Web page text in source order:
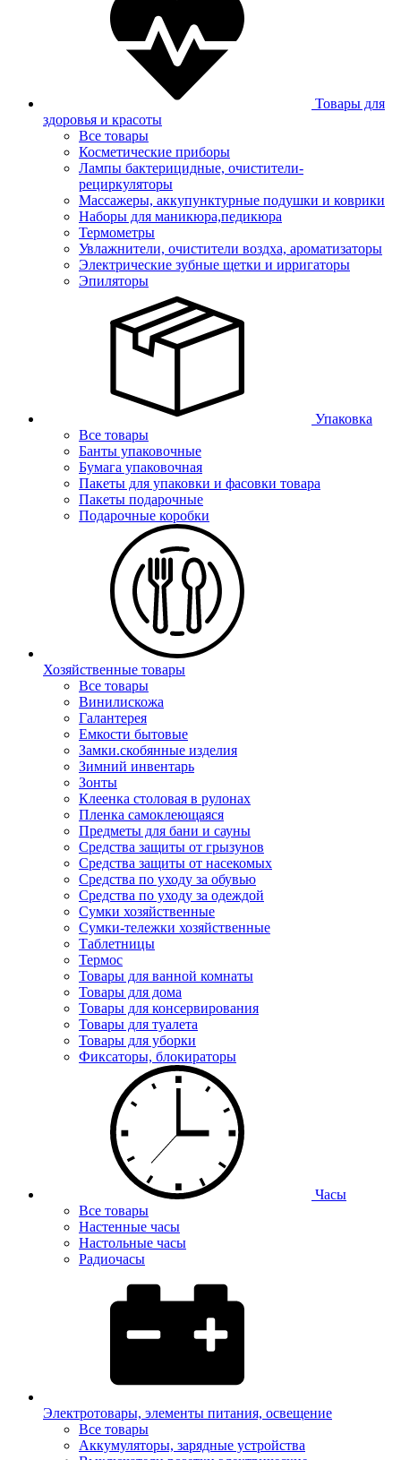
Товары для
здоровья и красоты
Все товары
Косметические приборы
Лампы бактерицидные, очистители-
рециркуляторы
Массажеры, аккупунктурные подушки и коврики
Наборы для маникюра,педикюра
Термометры
Увлажнители, очистители воздха, ароматизаторы
Электрические зубные щетки и ирригаторы
Эпиляторы
Упаковка
Все товары
Банты упаковочные
Бумага упаковочная
Пакеты для упаковки и фасовки товара
Пакеты подарочные
Подарочные коробки
Хозяйственные товары
Все товары
Винилискожа
Галантерея
Емкости бытовые
Замки.скобянные изделия
Зимний инвентарь
Зонты
Клеенка столовая в рулонах
Пленка самоклеющаяся
Предметы для бани и сауны
Средства защиты от грызунов
Средства защиты от насекомых
Средства по уходу за обувью
Средства по уходу за одеждой
Сумки хозяйственные
Сумки-тележки хозяйственные
Таблетницы
Термос
Товары для ванной комнаты
Товары для дома
Товары для консервирования
Товары для туалета
Товары для уборки
Фиксаторы, блокираторы
Часы
Все товары
Настенные часы
Настольные часы
Радиочасы
Электротовары, элементы питания, освещение
Все товары
Аккумуляторы, зарядные устройства